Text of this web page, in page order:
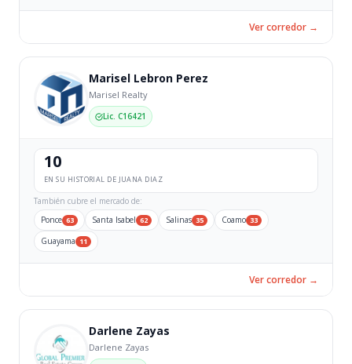
Ver corredor →
Marisel Lebron Perez
Marisel Realty
Lic. C16421
10
EN SU HISTORIAL DE JUANA DIAZ
También cubre el mercado de:
Ponce 63 Santa Isabel 62 Salinas 35 Coamo 33
Guayama 11
Ver corredor →
Darlene Zayas
Darlene Zayas